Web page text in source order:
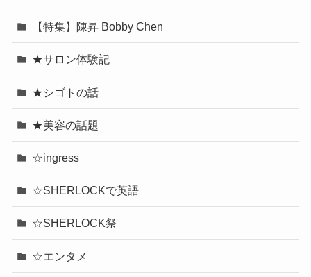
【特集】陳昇 Bobby Chen
★サロン体験記
★シゴトの話
★美容の話題
☆ingress
☆SHERLOCKで英語
☆SHERLOCK祭
☆エンタメ